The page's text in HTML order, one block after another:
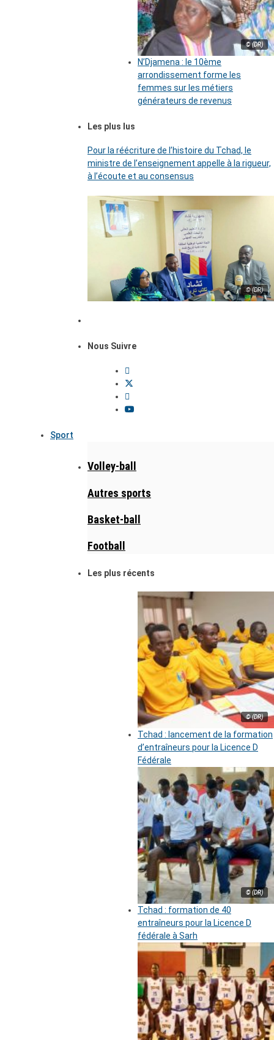
© (DR)
N’Djamena : le 10ème
arrondissement forme les
femmes sur les métiers
générateurs de revenus
Les plus lus
Pour la réécriture de l’histoire du Tchad, le
ministre de l’enseignement appelle à la rigueur,
à l’écoute et au consensus
© (DR)
Nous Suivre
Sport
Volley-ball
Autres sports
Basket-ball
Football
Les plus récents
© (DR)
Tchad : lancement de la formation
d’entraîneurs pour la Licence D
Fédérale
© (DR)
Tchad : formation de 40
entraîneurs pour la Licence D
fédérale à Sarh